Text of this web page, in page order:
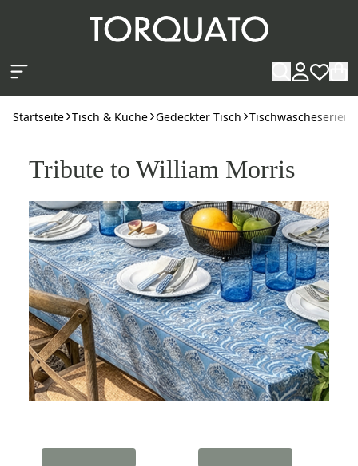
Startseite Tisch & Küche Gedeckter Tisch Tischwäscheserien
Tribute to William Morris